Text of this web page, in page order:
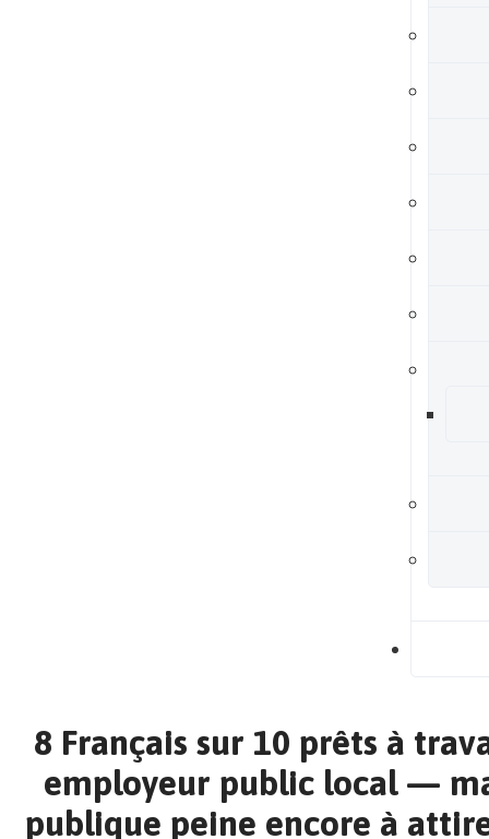
8 Français sur 10 prêts à
employeur public local —
publique peine encore à